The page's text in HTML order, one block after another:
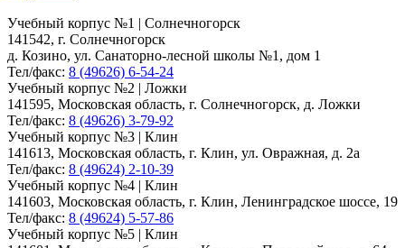
Учебный корпус №1 | Солнечногорск
141542, г. Солнечногорск
д. Козино, ул. Санаторно-лесной школы №1, дом 1
Тел/факс: 8 (49626) 6-54-24
Учебный корпус №2 | Ложки
141595, Московская область, г. Солнечногорск, д. Ложки
Тел/факс: 8 (49626) 3-79-92
Учебный корпус №3 | Клин
141613, Московская область, г. Клин, ул. Овражная, д. 2а
Тел/факс: 8 (49624) 2-10-39
Учебный корпус №4 | Клин
141603, Московская область, г. Клин, Ленинградское шоссе, 19
Тел/факс: 8 (49624) 5-57-86
Учебный корпус №5 | Клин